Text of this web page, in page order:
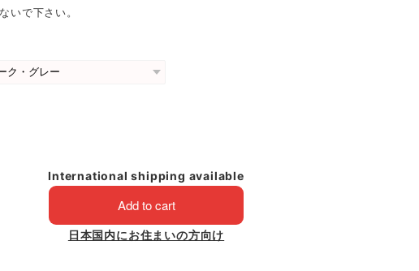
いで下さい。
International shipping available
Add to cart
日本国内にお住まいの方向け